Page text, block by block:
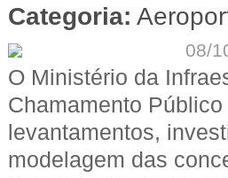
Categoria:
08/
O Ministério da
Chamamento
levantamentos,
modelagem das